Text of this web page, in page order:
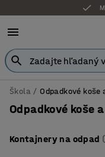
Škola Odpadkové
Odpadkové koše
Kontajnery na odpad